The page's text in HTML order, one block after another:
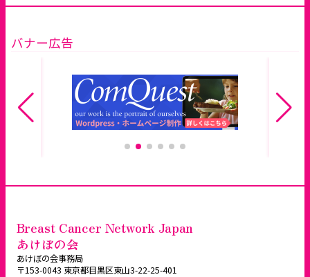
バナー広告
Breast Cancer Network Japan
あけぼの会
あけぼの会事務局
〒153-0043 東京都目黒区東山3-22-25-401